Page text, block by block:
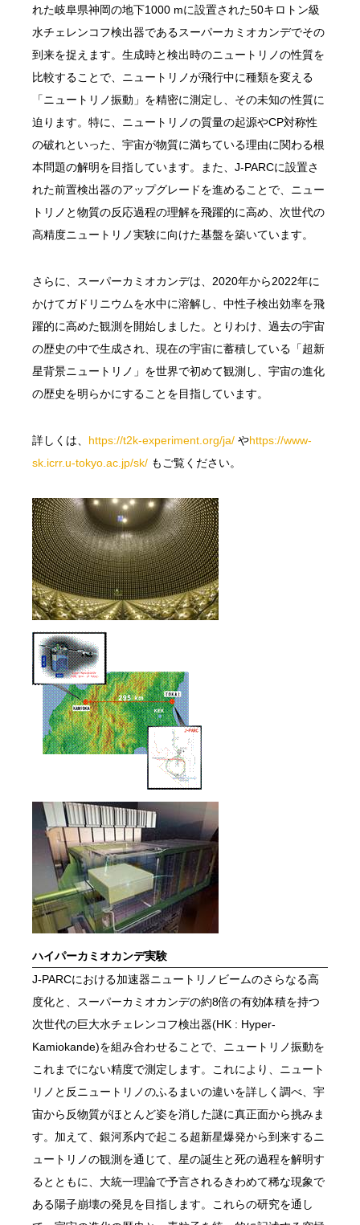
れた岐阜県神岡の地下1000 mに設置された50キロトン級
水チェレンコフ検出器であるスーパーカミオカンデでその
到来を捉えます。生成時と検出時のニュートリノの性質を
比較することで、ニュートリノが飛行中に種類を変える
「ニュートリノ振動」を精密に測定し、その未知の性質に
迫ります。特に、ニュートリノの質量の起源やCP対称性
の破れといった、宇宙が物質に満ちている理由に関わる根
本問題の解明を目指しています。また、J-PARCに設置さ
れた前置検出器のアップグレードを進めることで、ニュー
トリノと物質の反応過程の理解を飛躍的に高め、次世代の
高精度ニュートリノ実験に向けた基盤を築いています。
さらに、スーパーカミオカンデは、2020年から2022年に
かけてガドリニウムを水中に溶解し、中性子検出効率を飛
躍的に高めた観測を開始しました。とりわけ、過去の宇宙
の歴史の中で生成され、現在の宇宙に蓄積している「超新
星背景ニュートリノ」を世界で初めて観測し、宇宙の進化
の歴史を明らかにすることを目指しています。
詳しくは、 https://t2k-experiment.org/ja/ やhttps://www-
sk.icrr.u-tokyo.ac.jp/sk/ もご覧ください。
ハイパーカミオカンデ実験
J-PARCにおける加速器ニュートリノビームのさらなる高
度化と、スーパーカミオカンデの約8倍の有効体積を持つ
次世代の巨大水チェレンコフ検出器(HK : Hyper-
Kamiokande)を組み合わせることで、ニュートリノ振動を
これまでにない精度で測定します。これにより、ニュート
リノと反ニュートリノのふるまいの違いを詳しく調べ、宇
宙から反物質がほとんど姿を消した謎に真正面から挑みま
す。加えて、銀河系内で起こる超新星爆発から到来するニ
ュートリノの観測を通じて、星の誕生と死の過程を解明す
るとともに、大統一理論で予言されるきわめて稀な現象で
ある陽子崩壊の発見を目指します。これらの研究を通し